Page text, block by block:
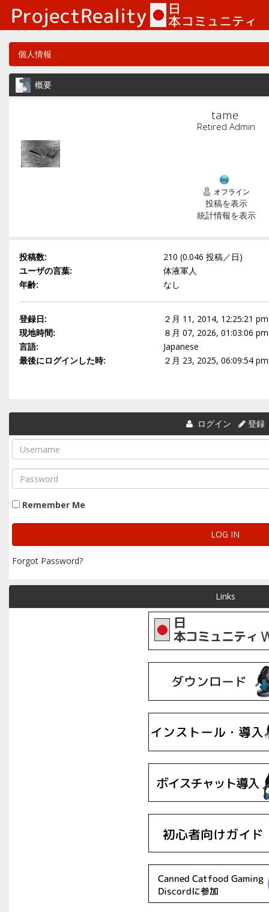
個人情報
概要
tame
Retired Admin
オフライン
投稿を表示
統計情報を表示
投稿数:
210 (0.046 投稿／日)
ユーザの言葉:
体液軍人
年齢:
なし
登録日:
２月 11, 2014, 12:25:21 pm
現地時間:
８月 07, 2026, 01:03:06 pm
言語:
Japanese
最後にログインした時:
２月 23, 2025, 06:09:54 pm
ログイン 登録
Remember Me
Forgot Password?
Links